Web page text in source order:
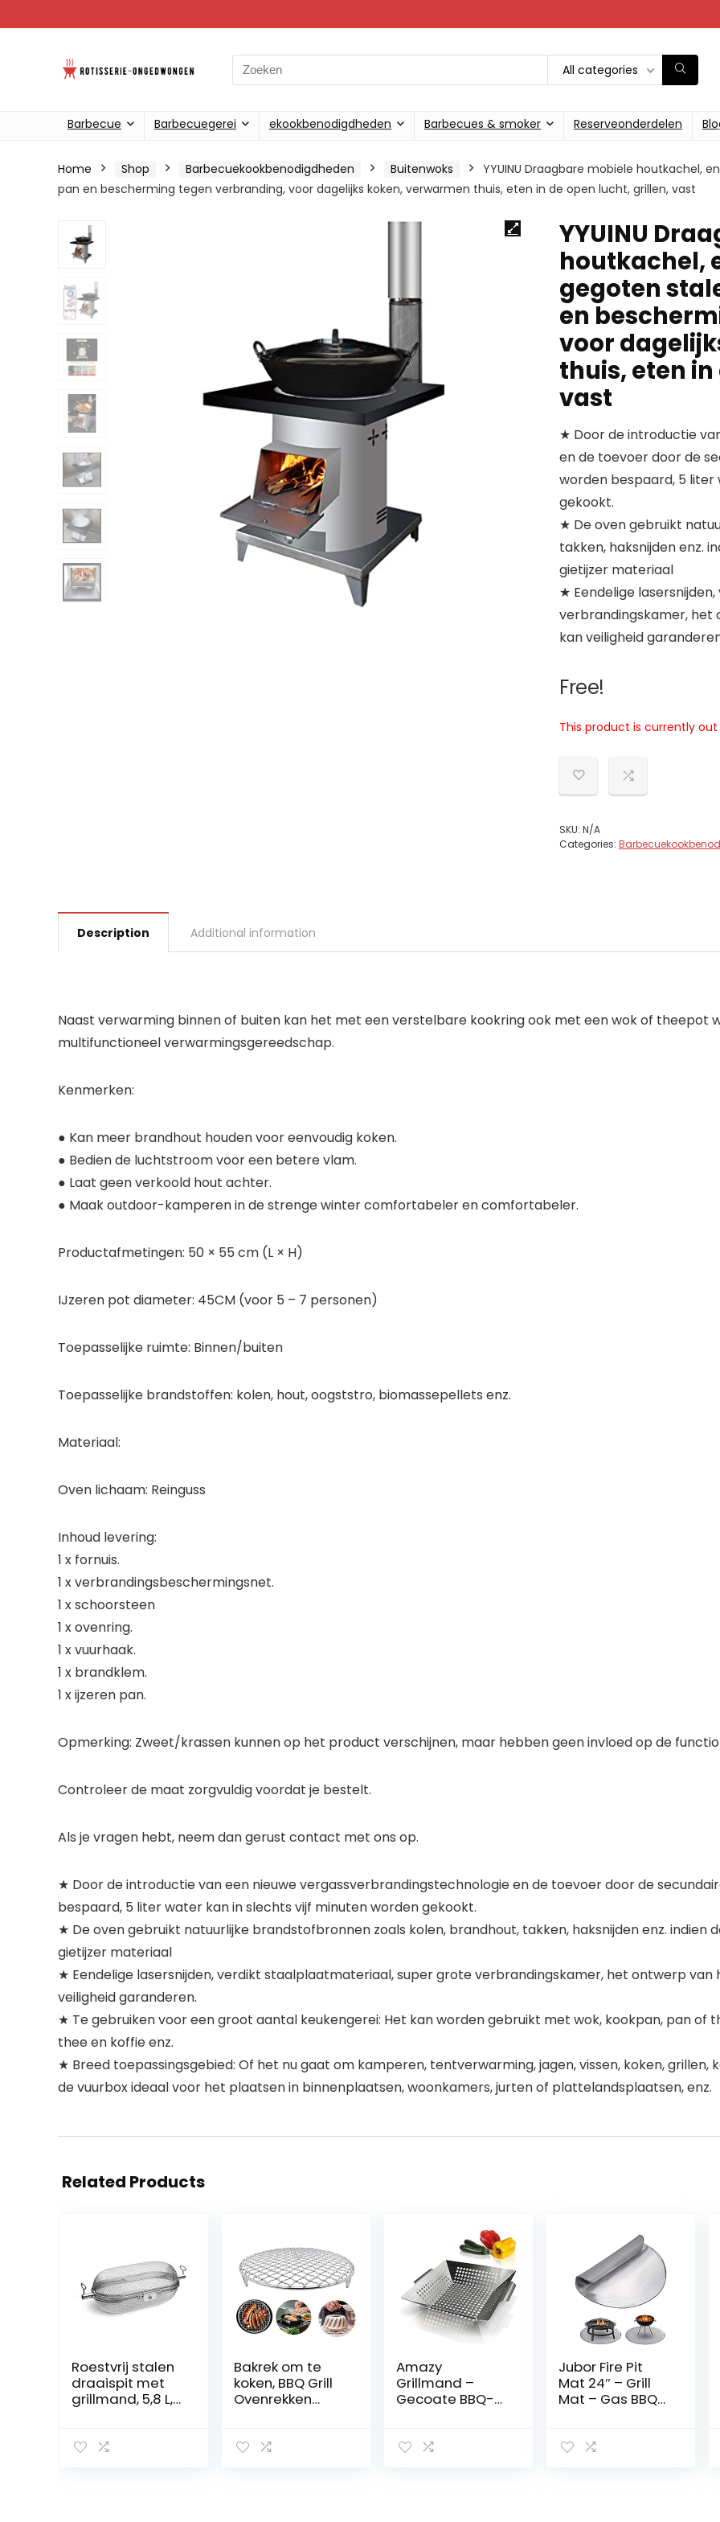
Search
for:
All categories
Barbecue Barbecuegerei ekookbenodigdheden Barbecues & smoker Reserveonderdelen
Home Shop Barbecuekookbenodigdheden Buitenwoks
YYUINU Draagbare mobiele houtkachel,
pan en bescherming tegen verbranding, voor dagelijks koken, verwarmen thuis, eten in de open lucht, grillen, vast
YYUINU
houtkachel,
gegoten
en
voor
thuis, eten
vast
★ Door de introductie
en de toevoer door de
worden bespaard, 5
gekookt.
★ De oven gebruikt
takken, haksnijden enz.
gietijzer materiaal
★ Eendelige
verbrandingskamer, het
kan veiligheid
Free!
This product is currently
SKU: N/A
Categories:
Description Additional information
Naast verwarming binnen of buiten kan het met een verstelbare kookring ook met een wok of theepot
multifunctioneel verwarmingsgereedschap.
Kenmerken:
● Kan meer brandhout houden voor eenvoudig koken.
● Bedien de luchtstroom voor een betere vlam.
● Laat geen verkoold hout achter.
● Maak outdoor-kamperen in de strenge winter comfortabeler en comfortabeler.
Productafmetingen: 50 × 55 cm (L × H)
IJzeren pot diameter: 45CM (voor 5 – 7 personen)
Toepasselijke ruimte: Binnen/buiten
Toepasselijke brandstoffen: kolen, hout, oogststro, biomassepellets enz.
Materiaal:
Oven lichaam: Reinguss
Inhoud levering:
1 x fornuis.
1 x verbrandingsbeschermingsnet.
1 x schoorsteen
1 x ovenring.
1 x vuurhaak.
1 x brandklem.
1 x ijzeren pan.
Opmerking: Zweet/krassen kunnen op het product verschijnen, maar hebben geen invloed op de
Controleer de maat zorgvuldig voordat je bestelt.
Als je vragen hebt, neem dan gerust contact met ons op.
★ Door de introductie van een nieuwe vergassverbrandingstechnologie en de toevoer door de
bespaard, 5 liter water kan in slechts vijf minuten worden gekookt.
★ De oven gebruikt natuurlijke brandstofbronnen zoals kolen, brandhout, takken, haksnijden enz. indien
gietijzer materiaal
★ Eendelige lasersnijden, verdikt staalplaatmateriaal, super grote verbrandingskamer, het ontwerp
veiligheid garanderen.
★ Te gebruiken voor een groot aantal keukengerei: Het kan worden gebruikt met wok, kookpan, pan of
thee en koffie enz.
★ Breed toepassingsgebied: Of het nu gaat om kamperen, tentverwarming, jagen, vissen, koken,
de vuurbox ideaal voor het plaatsen in binnenplaatsen, woonkamers, jurten of plattelandsplaatsen, enz.
Related Products
Roestvrij stalen
draaispit met
grillmand, 5,8 L,
voor grillspies
Bakrek om te
koken, BBQ Grill
Ovenrekken
rond roestvrij
Amazy
Grillmand –
Gecoate BBQ-
van groenten,
Jubor Fire Pit
Mat 24″ – Grill
Mat – Gas BBQ
Ronde Grill Mat